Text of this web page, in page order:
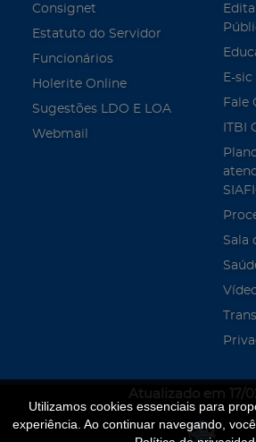
Utilizamos cookies essenciais para
experiência. Ao continuar navegando,
Consignet
Estatuto do Servidor
Funcionários
Holerite Online
Sugestões LDO E LOA
Webmail
E-sic
Fale
ITBI
Sala
Atualizado em 17/